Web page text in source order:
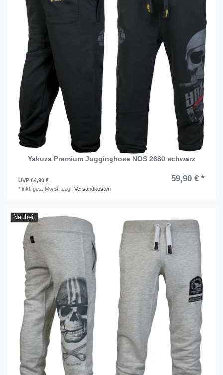
Yakuza Premium Jogginghose NOS 2680 schwarz
UVP 64,90 € 59,90 € *
*inkl. ges. MwSt. zzgl.Versandkosten
Neuheit